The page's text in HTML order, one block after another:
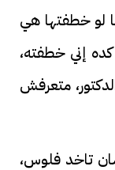
لو خطفتها هي
إني خطفته،
متعرفش
تاخد فلوس،